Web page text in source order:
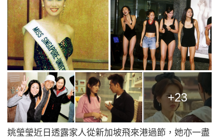
+23
姚瑩瑩近日透露家人從新加坡飛來港過節，她亦一盡